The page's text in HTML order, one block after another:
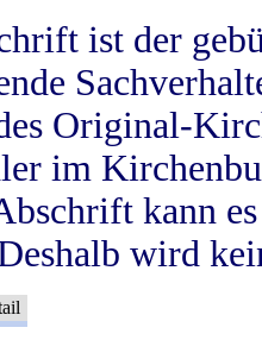
ist der
Original-
im
kann
wird